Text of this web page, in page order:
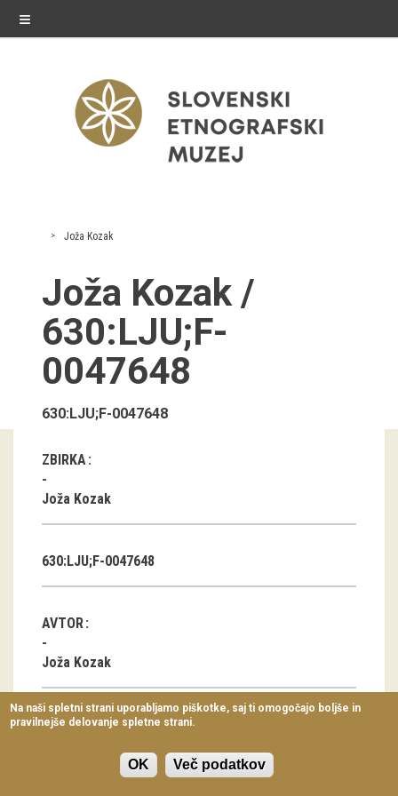
≡
razstave
Stalne razstave
Občasne razstave
Gostovanja
E-razstave
Virtualni sprehodi
Razstavni projekti
Napovednik
Arhiv razstav
Koledar dogodkov
Prireditve
Predavanja
Delavnice
Vodeni ogledi
Joža Kozak
Joža Kozak /
630:LJU;F-
0047648
630:LJU;F-0047648
ZBIRKA
Joža Kozak
630:LJU;F-0047648
AVTOR
Joža Kozak
KLASIFIKACIJA
Na naši spletni strani uporabljamo piškotke, saj ti omogočajo boljše in
pravilnejše delovanje spletne strani.
OK Več podatkov